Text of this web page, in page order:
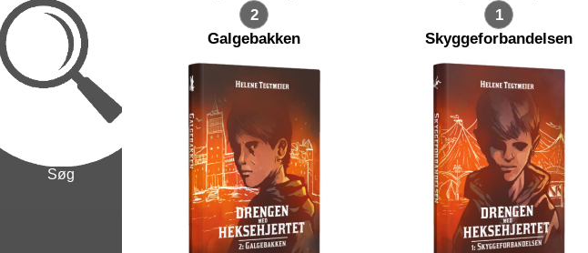
Søg
2
Galgebakken
1
Skyggeforbandelsen